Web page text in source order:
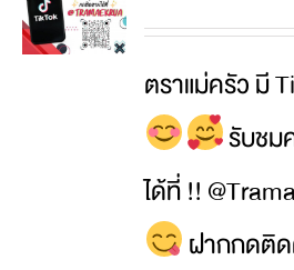
ตราแม่ครัว มี
รับชม
ได้ที่ !!
ฝากกดติ